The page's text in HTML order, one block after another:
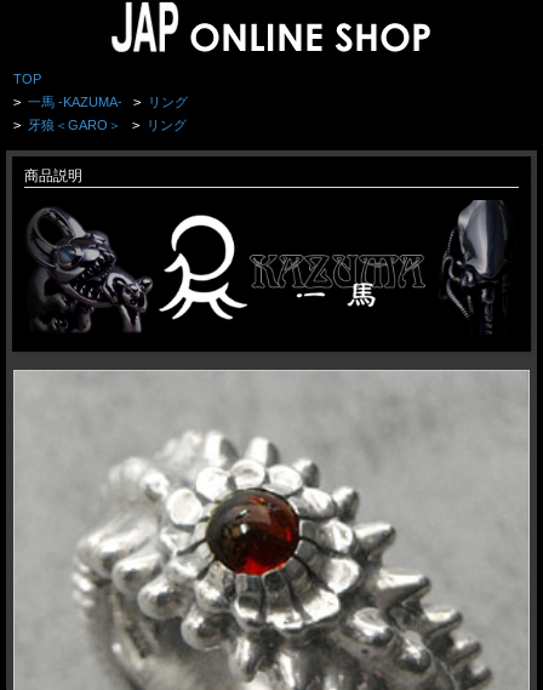
TOP
> 一馬 -KAZUMA- > リング
> 牙狼＜GARO＞ > リング
商品説明